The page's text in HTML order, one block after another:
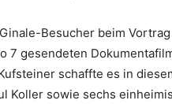
Besucher beim
7 gesendeten
schaffte es in
Koller sowie sechs